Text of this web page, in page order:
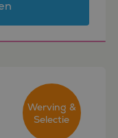
Werving &
Selectie